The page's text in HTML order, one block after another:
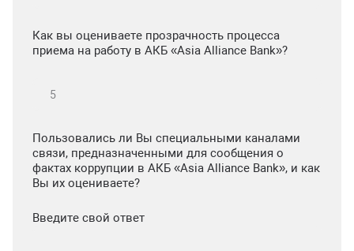
Как вы оцениваете прозрачность процесса
приема на работу в АКБ «Asia Alliance Bank»?
Пользовались ли Вы специальными каналами
связи, предназначенными для сообщения о
фактах коррупции в АКБ «Asia Alliance Bank», и как
Вы их оцениваете?
Введите свой ответ